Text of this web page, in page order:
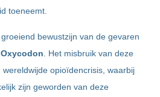
toeneemt.
bewustzijn van de gevaren
Oxycodon . Het misbruik van deze
opioïdencrisis, waarbij
zijn geworden van deze